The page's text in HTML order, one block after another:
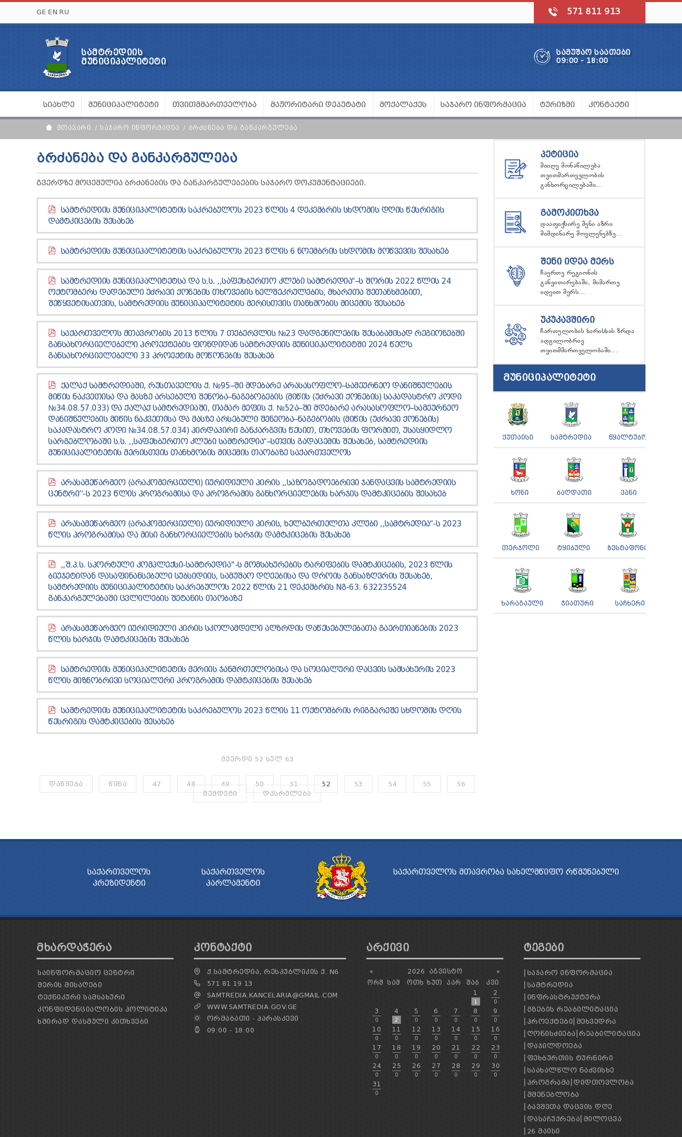
GE EN RU 571 811 913
ᲡᲐᲛᲢᲠᲔᲓᲘᲘᲡ
ᲛᲣᲜᲘᲪᲘᲞᲐᲚᲘᲢᲔᲢᲘ
ᲡᲐᲛᲣᲨᲐᲝ ᲡᲐᲐᲗᲔᲑᲘ
09:00 - 18:00
ᲡᲘᲐᲮᲚᲔ ᲛᲣᲜᲘᲪᲘᲞᲐᲚᲘᲢᲔᲢᲘ ᲗᲕᲘᲗᲛᲛᲐᲠᲗᲕᲔᲚᲝᲑᲐ ᲛᲐᲟᲝᲠᲘᲢᲐᲠᲘ ᲓᲔᲞᲣᲢᲐᲢᲘ ᲛᲝᲥᲐᲚᲐᲥᲔᲡ ᲡᲐᲯᲐᲠᲝ ᲘᲜᲤᲝᲠᲛᲐᲪᲘᲐ ᲢᲣᲠᲘᲖᲛᲘ ᲙᲝᲜᲢᲐᲥᲢᲘ
ᲛᲗᲐᲕᲐᲠᲘ ᲡᲐᲯᲐᲠᲝ ᲘᲜᲤᲝᲠᲛᲐᲪᲘᲐ ᲑᲠᲫᲐᲜᲔᲑᲐ ᲓᲐ ᲒᲐᲜᲙᲐᲠᲒᲣᲚᲔᲑᲐ
ᲑᲠᲫᲐᲜᲔᲑᲐ ᲓᲐ ᲒᲐᲜᲙᲐᲠᲒᲣᲚᲔᲑᲐ
ᲒᲕᲔᲠᲓᲖᲔ ᲛᲝᲪᲔᲛᲣᲚᲘᲐ ᲑᲠᲫᲐᲜᲔᲑᲘᲡ ᲓᲐ ᲒᲐᲜᲙᲐᲠᲒᲣᲚᲔᲑᲔᲑᲘᲡ ᲡᲐᲯᲐᲠᲝ ᲓᲝᲙᲣᲛᲔᲜᲢᲐᲪᲘᲔᲑᲘ.
ᲡᲐᲛᲢᲠᲔᲓᲘᲘᲡ ᲛᲣᲜᲘᲪᲘᲞᲐᲚᲘᲢᲔᲢᲘᲡ ᲡᲐᲙᲠᲔᲑᲣᲚᲝᲡ 2023 ᲬᲚᲘᲡ 4 ᲓᲔᲙᲔᲛᲑᲠᲘᲡ ᲡᲮᲓᲝᲛᲘᲡ ᲓᲦᲘᲡ ᲬᲔᲡᲠᲘᲒᲘᲡ
ᲓᲐᲛᲢᲙᲘᲪᲔᲑᲘᲡ ᲨᲔᲡᲐᲮᲔᲑ
ᲡᲐᲛᲢᲠᲔᲓᲘᲘᲡ ᲛᲣᲜᲘᲪᲘᲞᲐᲚᲘᲢᲔᲢᲘᲡ ᲡᲐᲙᲠᲔᲑᲣᲚᲝᲡ 2023 ᲬᲚᲘᲡ 6 ᲜᲝᲔᲛᲑᲠᲘᲡ ᲡᲮᲓᲝᲛᲘᲡ ᲛᲝᲬᲕᲔᲕᲘᲡ ᲨᲔᲡᲐᲮᲔᲑ
ᲡᲐᲛᲢᲠᲔᲓᲘᲘᲡ ᲛᲣᲜᲘᲪᲘᲞᲐᲚᲘᲢᲔᲢᲡᲐ ᲓᲐ Ს.Ს. ,,ᲡᲐᲤᲔᲮᲑᲣᲠᲗᲝ ᲙᲚᲣᲑᲘ ᲡᲐᲛᲢᲠᲔᲓᲘᲐ“–Ს ᲨᲝᲠᲘᲡ 2022 ᲬᲚᲘᲡ 24
ᲝᲥᲢᲝᲛᲑᲔᲠᲡ ᲓᲐᲓᲔᲑᲣᲚᲘ ᲣᲫᲠᲐᲕᲘ ᲥᲝᲜᲔᲑᲘᲡ ᲗᲮᲝᲕᲔᲑᲘᲡ ᲮᲔᲚᲨᲔᲙᲠᲣᲚᲔᲑᲘᲡ, ᲛᲮᲐᲠᲔᲗᲐ ᲨᲔᲗᲐᲜᲮᲛᲔᲑᲘᲗ,
ᲨᲔᲬᲧᲕᲔᲢᲘᲡᲐᲗᲕᲘᲡ, ᲡᲐᲛᲢᲠᲔᲓᲘᲘᲡ ᲛᲣᲜᲘᲪᲘᲞᲐᲚᲘᲢᲔᲢᲘᲡ ᲛᲔᲠᲘᲡᲗᲕᲘᲡ ᲗᲐᲜᲮᲛᲝᲑᲘᲡ ᲛᲘᲪᲔᲛᲘᲡ ᲨᲔᲡᲐᲮᲔᲑ
ᲡᲐᲥᲐᲠᲗᲕᲔᲚᲝᲡ ᲛᲗᲐᲕᲠᲝᲑᲘᲡ 2013 ᲬᲚᲘᲡ 7 ᲗᲔᲑᲔᲠᲕᲚᲘᲡ №23 ᲓᲐᲓᲒᲔᲜᲘᲚᲔᲑᲘᲡ ᲨᲔᲡᲐᲑᲐᲛᲘᲡᲐᲓ ᲠᲔᲒᲘᲝᲜᲔᲑᲨᲘ
ᲒᲐᲜᲡᲐᲮᲝᲠᲪᲘᲔᲚᲔᲑᲔᲚᲘ ᲞᲠᲝᲔᲥᲢᲔᲑᲘᲡ ᲤᲝᲜᲓᲘᲓᲐᲜ ᲡᲐᲛᲢᲠᲔᲓᲘᲘᲡ ᲛᲣᲜᲘᲪᲘᲞᲐᲚᲘᲢᲔᲢᲨᲘ 2024 ᲬᲔᲚᲡ
ᲒᲐᲜᲡᲐᲮᲝᲠᲪᲘᲔᲚᲔᲑᲔᲚᲘ 33 ᲞᲠᲝᲔᲥᲢᲘᲡ ᲛᲝᲬᲝᲜᲔᲑᲘᲡ ᲨᲔᲡᲐᲮᲔᲑ
ᲥᲐᲚᲐᲥ ᲡᲐᲛᲢᲠᲔᲓᲘᲐᲨᲘ, ᲠᲣᲡᲗᲐᲕᲔᲚᲘᲡ Ქ. №95–ᲨᲘ ᲛᲓᲔᲑᲐᲠᲔ ᲐᲠᲐᲡᲐᲡᲝᲤᲚᲝ–ᲡᲐᲛᲔᲣᲠᲜᲔᲝ ᲓᲐᲜᲘᲨᲜᲣᲚᲔᲑᲘᲡ
ᲛᲘᲬᲘᲡ ᲜᲐᲙᲕᲔᲗᲘᲡᲐ ᲓᲐ ᲛᲐᲡᲖᲔ ᲐᲠᲡᲔᲑᲣᲚᲘ ᲨᲔᲜᲝᲑᲐ–ᲜᲐᲒᲔᲑᲝᲑᲔᲑᲘᲡ (ᲛᲘᲬᲘᲡ (ᲣᲫᲠᲐᲕᲘ ᲥᲝᲜᲔᲑᲘᲡ) ᲡᲐᲙᲐᲓᲐᲡᲢᲠᲝ ᲙᲝᲓᲘ
№34.08.57.033) ᲓᲐ ᲥᲐᲚᲐᲥ ᲡᲐᲛᲢᲠᲔᲓᲘᲐᲨᲘ, ᲗᲐᲛᲐᲠ ᲛᲔᲤᲘᲡ Ქ. №52Ა–ᲨᲘ ᲛᲓᲔᲑᲐᲠᲔ ᲐᲠᲐᲡᲐᲡᲝᲤᲚᲝ–ᲡᲐᲛᲔᲣᲠᲜᲔᲝ
ᲓᲐᲜᲘᲨᲜᲣᲚᲔᲑᲘᲡ ᲛᲘᲬᲘᲡ ᲜᲐᲙᲕᲔᲗᲘᲡᲐ ᲓᲐ ᲛᲐᲡᲖᲔ ᲐᲠᲡᲔᲑᲣᲚᲘ ᲨᲔᲜᲔᲝᲑᲐ–ᲜᲐᲒᲔᲑᲝᲑᲘᲡ (ᲛᲘᲬᲘᲡ (ᲣᲫᲠᲐᲕᲘ ᲥᲝᲜᲔᲑᲘᲡ)
ᲡᲐᲙᲐᲓᲐᲡᲢᲠᲝ ᲙᲝᲓᲘ №34.08.57.034) ᲞᲘᲠᲓᲐᲞᲘᲠᲘ ᲒᲐᲜᲙᲐᲠᲒᲕᲘᲡ ᲬᲔᲡᲘᲗ, ᲗᲮᲝᲕᲔᲑᲘᲡ ᲤᲝᲠᲛᲘᲗ, ᲣᲡᲐᲡᲧᲘᲓᲚᲝ
ᲡᲐᲠᲒᲔᲑᲚᲝᲑᲐᲨᲘ Ს.Ს. ,,ᲡᲐᲤᲔᲮᲑᲣᲠᲗᲝ ᲙᲚᲣᲑᲘ ᲡᲐᲛᲢᲠᲔᲓᲘᲐ“–ᲡᲗᲕᲘᲡ ᲒᲐᲓᲐᲪᲔᲛᲘᲡ ᲨᲔᲡᲐᲮᲔᲑ, ᲡᲐᲛᲢᲠᲔᲓᲘᲘᲡ
ᲛᲣᲜᲘᲪᲘᲞᲐᲚᲘᲢᲔᲢᲘᲡ ᲛᲔᲠᲘᲡᲗᲕᲘᲡ ᲗᲐᲜᲮᲛᲝᲑᲘᲡ ᲛᲘᲪᲔᲛᲘᲡ ᲗᲐᲝᲑᲐᲖᲔ ᲡᲐᲥᲐᲠᲗᲕᲔᲚᲝᲡ
ᲐᲠᲐᲡᲐᲛᲔᲬᲐᲠᲛᲔᲝ (ᲐᲠᲐᲙᲝᲛᲔᲠᲪᲘᲣᲚᲘ) ᲘᲣᲠᲘᲓᲘᲣᲚᲘ ᲞᲘᲠᲘᲡ ,,ᲡᲐᲖᲝᲒᲐᲓᲝᲔᲑᲠᲘᲕᲘ ᲯᲐᲜᲓᲐᲪᲕᲘᲡ ᲡᲐᲛᲢᲠᲔᲓᲘᲘᲡ
ᲪᲔᲜᲢᲠᲘ’’-Ს 2023 ᲬᲚᲘᲡ ᲞᲠᲝᲒᲠᲐᲛᲘᲡᲐ ᲓᲐ ᲞᲠᲝᲒᲠᲐᲛᲘᲡ ᲒᲐᲜᲮᲝᲠᲪᲘᲔᲚᲔᲑᲘᲡ ᲮᲐᲠᲯᲘᲡ ᲓᲐᲛᲢᲙᲘᲪᲔᲑᲘᲡ ᲨᲔᲡᲐᲮᲔᲑ
ᲐᲠᲐᲡᲐᲛᲔᲬᲐᲠᲛᲔᲝ (ᲐᲠᲐᲙᲝᲛᲔᲠᲪᲘᲣᲚᲘ) ᲘᲣᲠᲘᲓᲘᲣᲚᲘ ᲞᲘᲠᲘᲡ, ᲮᲔᲚᲑᲣᲠᲗᲔᲚᲗᲐ ᲙᲚᲣᲑᲘ ,,ᲡᲐᲛᲢᲠᲔᲓᲘᲐ“-Ს 2023
ᲬᲚᲘᲡ ᲞᲠᲝᲒᲠᲐᲛᲘᲡᲐ ᲓᲐ ᲛᲘᲡᲘ ᲒᲐᲜᲮᲝᲠᲪᲘᲔᲚᲔᲑᲘᲡ ᲮᲐᲠᲯᲘᲡ ᲓᲐᲛᲢᲙᲘᲪᲔᲑᲘᲡ ᲨᲔᲡᲐᲮᲔᲑ
,,Შ.Პ.Ს. ᲡᲞᲝᲠᲢᲣᲚᲘ ᲙᲝᲛᲞᲚᲔᲥᲡᲘ-ᲡᲐᲛᲢᲠᲔᲓᲘᲐ"-Ს ᲛᲝᲛᲡᲐᲮᲣᲠᲔᲑᲘᲡ ᲢᲐᲠᲘᲤᲔᲑᲘᲡ ᲓᲐᲛᲢᲙᲘᲪᲔᲑᲘᲡ, 2023 ᲬᲚᲘᲡ
ᲑᲘᲣᲯᲔᲢᲘᲓᲐᲜ ᲓᲐᲡᲐᲤᲘᲜᲐᲜᲡᲔᲑᲔᲚᲘ ᲡᲣᲑᲡᲘᲓᲘᲘᲡ, ᲡᲐᲛᲣᲨᲐᲝ ᲓᲦᲔᲔᲑᲘᲡᲐ ᲓᲐ ᲓᲠᲝᲘᲡ ᲒᲐᲜᲡᲐᲖᲦᲕᲠᲘᲡ ᲨᲔᲡᲐᲮᲔᲑ,
ᲡᲐᲛᲢᲠᲔᲓᲘᲘᲡ ᲛᲣᲜᲘᲪᲘᲞᲐᲚᲘᲢᲔᲢᲘᲡ ᲡᲐᲙᲠᲔᲑᲣᲚᲝᲡ 2022 ᲬᲚᲘᲡ 21 ᲓᲔᲙᲔᲛᲑᲠᲘᲡ NᲒ-63. 632235524
ᲒᲐᲜᲙᲐᲠᲒᲣᲚᲔᲑᲐᲨᲘ ᲪᲕᲚᲘᲚᲔᲑᲘᲡ ᲨᲔᲢᲐᲜᲘᲡ ᲗᲐᲝᲑᲐᲖᲔ
ᲐᲠᲐᲡᲐᲛᲔᲬᲐᲠᲛᲔᲝ ᲘᲣᲠᲘᲓᲘᲣᲚᲘ ᲞᲘᲠᲘᲡ ᲡᲙᲝᲚᲐᲛᲓᲔᲚᲘ ᲐᲦᲖᲠᲓᲘᲡ ᲓᲐᲬᲔᲡᲔᲑᲣᲚᲔᲑᲐᲗᲐ ᲒᲐᲔᲠᲗᲘᲐᲜᲔᲑᲘᲡ 2023
ᲬᲚᲘᲡ ᲮᲐᲠᲯᲘᲡ ᲓᲐᲛᲢᲙᲘᲪᲔᲑᲘᲡ ᲨᲔᲡᲐᲮᲔᲑ
ᲡᲐᲛᲢᲠᲔᲓᲘᲘᲡ ᲛᲣᲜᲘᲪᲘᲞᲐᲚᲘᲢᲔᲢᲘᲡ ᲛᲔᲠᲘᲘᲡ ᲯᲐᲜᲛᲠᲗᲔᲚᲝᲑᲘᲡᲐ ᲓᲐ ᲡᲝᲪᲘᲐᲚᲣᲠᲘ ᲓᲐᲪᲕᲘᲡ ᲡᲐᲛᲡᲐᲮᲣᲠᲘᲡ 2023
ᲬᲚᲘᲡ ᲛᲘᲖᲜᲝᲑᲠᲘᲕᲘ ᲡᲝᲪᲘᲐᲚᲣᲠᲘ ᲞᲠᲝᲒᲠᲐᲛᲘᲡ ᲓᲐᲛᲢᲙᲘᲪᲔᲑᲘᲡ ᲨᲔᲡᲐᲮᲔᲑ
ᲡᲐᲛᲢᲠᲔᲓᲘᲘᲡ ᲛᲣᲜᲘᲪᲘᲞᲐᲚᲘᲢᲔᲢᲘᲡ ᲡᲐᲙᲠᲔᲑᲣᲚᲝᲡ 2023 ᲬᲚᲘᲡ 11 ᲝᲥᲢᲝᲛᲑᲠᲘᲡ ᲠᲘᲒᲒᲐᲠᲔᲨᲔ ᲡᲮᲓᲝᲛᲘᲡ ᲓᲦᲘᲡ
ᲬᲔᲡᲠᲘᲒᲘᲡ ᲓᲐᲛᲢᲙᲘᲪᲔᲑᲘᲡ ᲨᲔᲡᲐᲮᲔᲑ
ᲒᲕᲔᲠᲓᲘ 52 ᲡᲣᲚ 63
ᲓᲐᲬᲧᲔᲑᲐ ᲬᲘᲜᲐ 47 48 49 50 51 52 53 54 55
56
ᲨᲔᲛᲓᲔᲒᲘ
ᲓᲐᲡᲠᲣᲚᲔᲑᲐ
ᲞᲔᲢᲘᲪᲘᲐ
მიიღე მონაწილება
თვითმართველობის
განხორცილებაში...
ᲒᲐᲛᲝᲙᲘᲗᲮᲕᲐ
დააფიქსირე შენი აზრი
მიმდინარე მოვლენებზე...
ᲨᲔᲜᲘ ᲘᲓᲔᲐ ᲛᲔᲠᲡ
ჩაერთე რეგიონის
განვითარებაში, მიმართე
იდეით მერს...
ᲣᲙᲣᲙᲐᲕᲨᲘᲠᲘ
ჩართულობის ხარისხის ზრდა
ადგილობრივ
თვითმმართველობაში...
ᲛᲣᲜᲘᲪᲘᲞᲐᲚᲘᲢᲔᲢᲘ
ᲥᲣᲗᲐᲘᲡᲘ ᲡᲐᲛᲢᲠᲔᲓᲘᲐ ᲬᲧᲐᲚᲢᲣᲑᲝ
ᲮᲝᲜᲘ ᲑᲐᲦᲓᲐᲗᲘ ᲕᲐᲜᲘ
ᲗᲔᲠᲯᲝᲚᲘ ᲢᲧᲘᲑᲣᲚᲘ ᲖᲔᲡᲢᲐᲤᲝᲜᲘ
ᲮᲐᲠᲐᲒᲐᲣᲚᲘ ᲭᲘᲐᲗᲣᲠᲘ ᲡᲐᲩᲮᲔᲠᲘ
ᲡᲐᲥᲐᲠᲗᲕᲔᲚᲝᲡ
ᲞᲠᲔᲖᲘᲓᲔᲜᲢᲘ
ᲡᲐᲥᲐᲠᲗᲕᲔᲚᲝᲡ
ᲞᲐᲠᲚᲐᲛᲔᲜᲢᲘ
ᲡᲐᲥᲐᲠᲗᲕᲔᲚᲝᲡ ᲛᲗᲐᲕᲠᲝᲑᲐ ᲡᲐᲮᲔᲚᲛᲬᲘᲤᲝ ᲠᲬᲛᲣᲜᲔᲑᲣᲚᲘ
ᲛᲮᲐᲠᲓᲐᲭᲔᲠᲐ
ᲡᲐᲘᲜᲤᲝᲠᲛᲐᲪᲘᲝ ᲪᲔᲜᲢᲠᲘ
ᲛᲔᲠᲘᲡ ᲛᲘᲡᲐᲦᲔᲑᲘ
ᲢᲔᲥᲜᲘᲙᲣᲠᲘ ᲡᲐᲛᲡᲐᲮᲣᲠᲘ
ᲙᲝᲜᲤᲘᲓᲔᲜᲪᲘᲐᲚᲝᲑᲘᲡ ᲞᲝᲚᲘᲢᲘᲙᲐ
ᲮᲨᲘᲠᲐᲓ ᲓᲐᲡᲛᲣᲚᲘ ᲙᲘᲗᲮᲕᲔᲑᲘ
ᲙᲝᲜᲢᲐᲥᲢᲘ
Ქ.ᲡᲐᲛᲢᲠᲔᲓᲘᲐ, ᲠᲔᲡᲞᲣᲑᲚᲘᲙᲘᲡ Ქ. N6
571 81 19 13
SAMTREDIA.KANCELARIA@GMAIL.COM
WWW.SAMTREDIA.GOV.GE
ᲝᲠᲨᲐᲑᲐᲗᲘ - ᲞᲐᲠᲐᲡᲙᲔᲕᲘ
09:00 - 18:00
ᲐᲠᲥᲘᲕᲘ
« »
2026
ᲐᲒᲕᲘᲡᲢᲝ
ᲝᲠᲨ
ᲡᲐᲛ ᲝᲗᲮ ᲮᲣᲗ ᲞᲐᲠ ᲨᲐᲑ
ᲙᲕᲘ
1
1
2
0
3
0
4
2
5
0
6
0
7
0
8
0
9
0
10
0
11
0
12
0
13
0
14
0
15
0
16
0
17
0
18
0
19
0
20
0
21
0
22
0
23
0
24
0
25
0
26
0
27
0
28
0
29
0
30
0
31
0
ᲢᲔᲒᲔᲑᲘ
ᲡᲐᲯᲐᲠᲝ ᲘᲜᲤᲝᲠᲛᲐᲪᲘᲐ
ᲡᲐᲛᲢᲠᲔᲓᲘᲐ
ᲘᲜᲤᲠᲐᲡᲢᲠᲣᲥᲢᲣᲠᲐ
ᲒᲖᲔᲑᲘᲡ ᲠᲔᲐᲑᲘᲚᲘᲢᲐᲪᲘᲐ
ᲞᲠᲝᲔᲥᲢᲔᲑᲘ ᲨᲔᲮᲕᲔᲓᲠᲐ
ᲦᲝᲜᲘᲡᲫᲘᲔᲑᲐ ᲠᲔᲐᲑᲘᲚᲘᲢᲐᲪᲘᲐ
ᲓᲐᲯᲘᲚᲓᲝᲔᲑᲐ
ᲤᲔᲮᲑᲣᲠᲗᲘᲡ ᲢᲣᲠᲜᲘᲠᲘ
ᲡᲐᲐᲮᲐᲚᲬᲚᲝ ᲜᲐᲫᲕᲘᲡᲮᲔ
ᲞᲠᲝᲒᲠᲐᲛᲐ ᲓᲘᲓᲗᲝᲕᲚᲝᲑᲐ
ᲛᲨᲔᲜᲔᲑᲚᲝᲑᲐ
ᲑᲐᲕᲨᲕᲗᲐ ᲓᲐᲪᲕᲘᲡ ᲓᲦᲔ
ᲓᲐᲡᲐᲩᲣᲥᲠᲔᲑᲐ ᲛᲘᲚᲝᲪᲕᲐ
26 ᲛᲐᲘᲡᲘ